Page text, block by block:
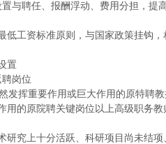
与聘任、报酬浮动、费用分担，提
低工资标准原则，与国家政策挂钩
置
岗位
发挥重要作用或巨大作用的原特聘
用的原院聘关键岗位以上高级职务
研究上十分活跃、科研项目尚未结